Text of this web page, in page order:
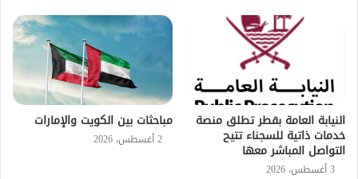
النيابة العامة بقطر تطلق منصة
خدمات ذاتية للسجناء تتيح
التواصل المباشر معها
3 أغسطس، 2026
مباحثات بين الكويت والإمارات
2 أغسطس، 2026